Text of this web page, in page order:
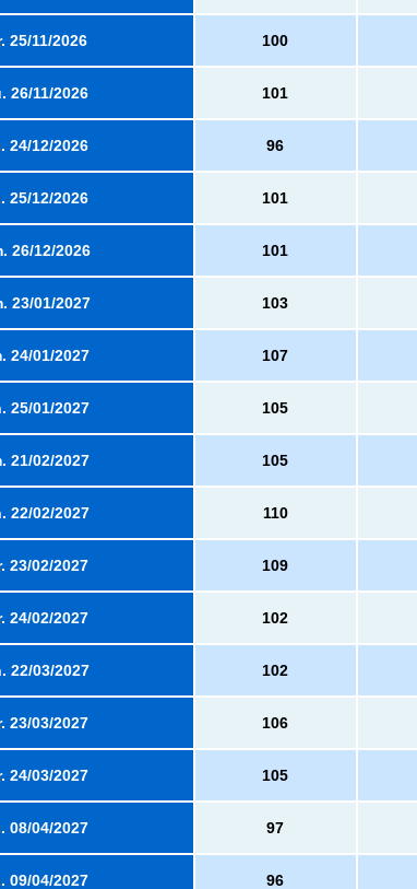
25/11/2026 100
26/11/2026 101
24/12/2026 96
25/12/2026 101
26/12/2026 101
23/01/2027 103
24/01/2027 107
25/01/2027 105
21/02/2027 105
22/02/2027 110
23/02/2027 109
24/02/2027 102
22/03/2027 102
23/03/2027 106
24/03/2027 105
08/04/2027 97
09/04/2027 96